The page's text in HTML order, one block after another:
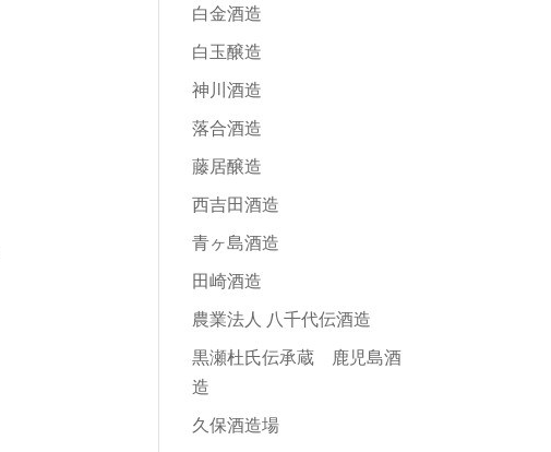
白金酒造
白玉醸造
神川酒造
落合酒造
藤居醸造
西吉田酒造
青ヶ島酒造
田崎酒造
農業法人 八千代伝酒造
黒瀬杜氏伝承蔵 鹿児島酒
造
久保酒造場